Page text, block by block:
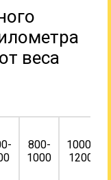
веса
800-
1000
1000-
1200